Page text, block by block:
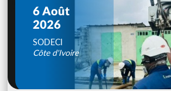
6 Août
2026
SODECI
Côte d'Ivoire